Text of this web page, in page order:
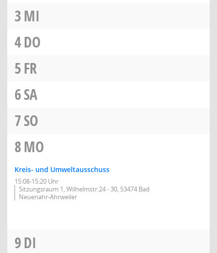
3MI
4DO
5FR
6SA
7SO
8MO
Kreis- und Umweltausschuss
15:08-15:20 Uhr
Sitzungsraum 1, Wilhelmstr.24 - 30, 53474 Bad
Neuenahr-Ahrweiler
9DI